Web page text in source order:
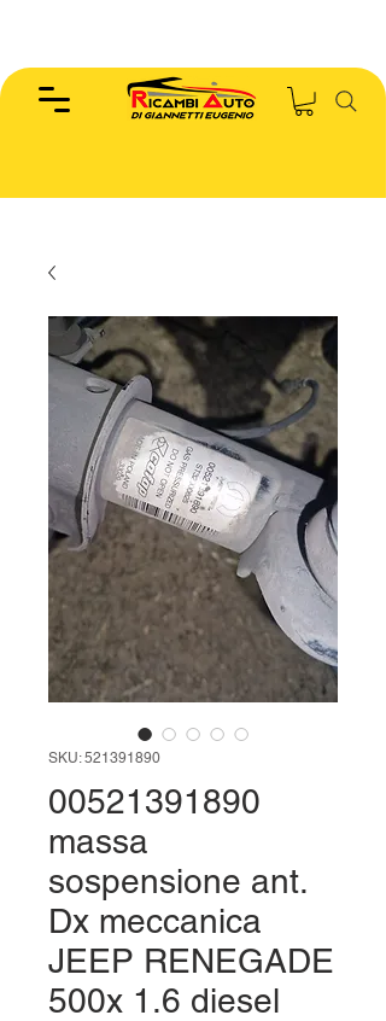
SKU: 521391890
00521391890
massa
sospensione ant.
Dx meccanica
JEEP RENEGADE
500x 1.6 diesel